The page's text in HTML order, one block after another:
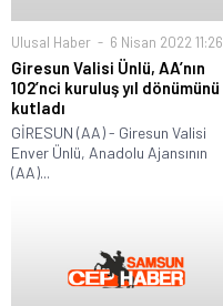
Ulusal Haber 6 Nisan 2022 11:26
Giresun Valisi Ünlü, AA’nın
102’nci kuruluş yıl dönümünü
kutladı
GİRESUN (AA) - Giresun Valisi
Enver Ünlü, Anadolu Ajansının
(AA)...